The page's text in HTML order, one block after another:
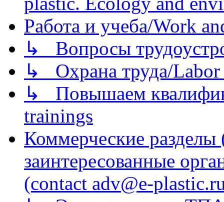
Работа и учеба/Work
↳ Вопросы
↳ Охрана труда/Labor
↳ Повышаем
trainings
Коммерческие
заинтересованные
(contact adv@e-